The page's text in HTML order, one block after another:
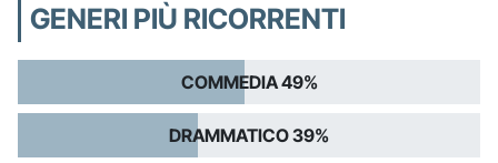
GENERI PIÙ RICORRENTI
COMMEDIA 49%
DRAMMATICO 39%